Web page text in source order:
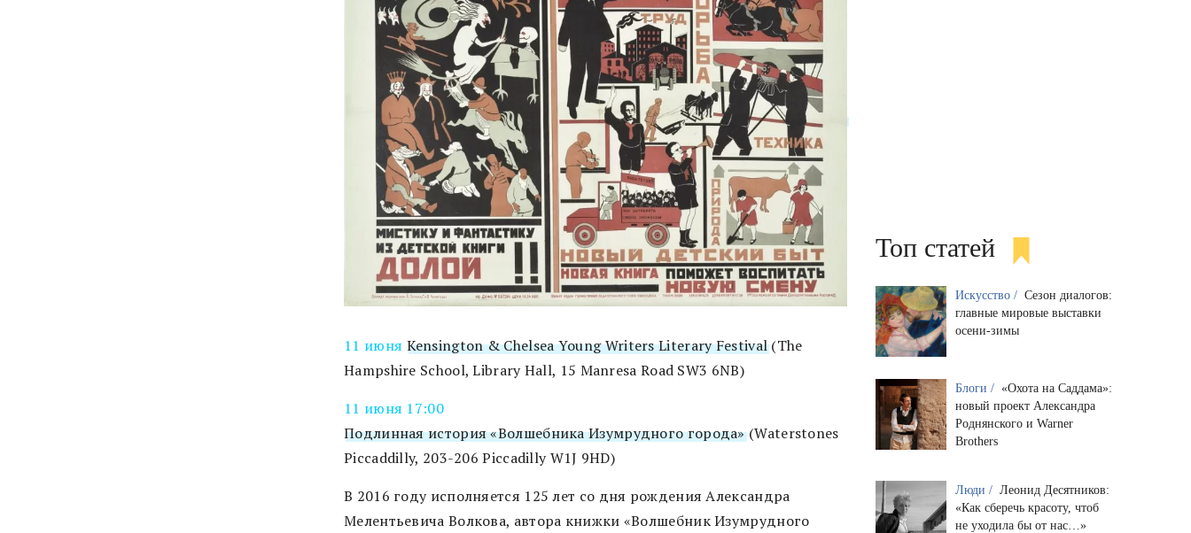
11 июня Kensington & Chelsea Young Writers Literary Festival(The
Hampshire School, Library Hall, 15 Manresa Road SW3 6NB)
11 июня 17:00
Подлинная история «Волшебника Изумрудного города»(Waterstones
Piccaddilly, 203-206 Piccadilly W1J 9HD)
В 2016 году исполняется 125 лет со дня рождения Александра
Мелентьевича Волкова, автора книжки «Волшебник Изумрудного
Топ статей
Искусство / Сезон диалогов:
главные мировые выставки
осени-зимы
Блоги / «Охота на Саддама»:
новый проект Александра
Роднянского и Warner
Brothers
Люди / Леонид Десятников:
«Как сберечь красоту, чтоб
не уходила бы от нас…»